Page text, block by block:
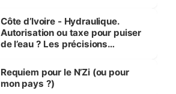
Côte d’Ivoire - Hydraulique.
Autorisation ou taxe pour puiser
de l’eau ? Les précisions
Requiem pour le N’Zi (ou pour
mon pays ?)